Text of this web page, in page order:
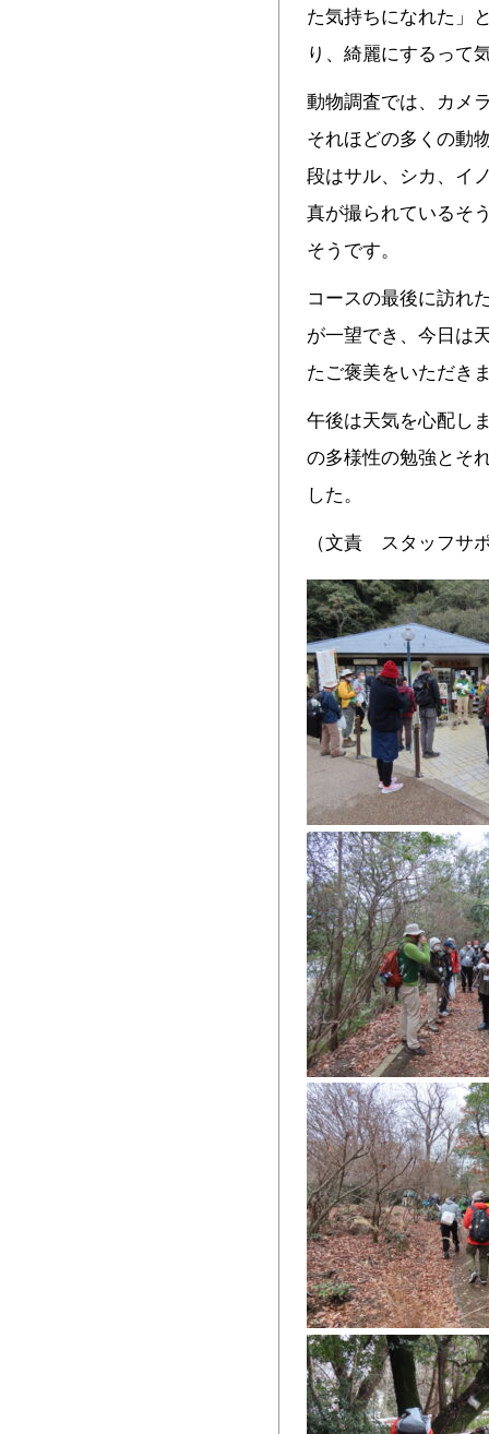
た気持ちになれた」
り、綺麗にするって
動物調査では、カメ
それほどの多くの動
段はサル、シカ、イ
真が撮られているそ
そうです。
コースの最後に訪れ
が一望でき、今日は
たご褒美をいただき
午後は天気を心配し
の多様性の勉強とそ
した。
（文責 スタッフサ